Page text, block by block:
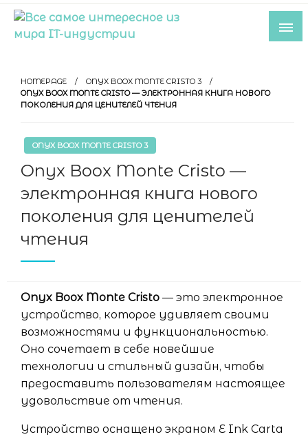
Skip
content
индустрии
HOMEPAGE
ONYX BOOX MONTE CRISTO 3
ONYX BOOX MONTE CRISTO — ЭЛЕКТРОННАЯ КНИГА НОВОГО
ПОКОЛЕНИЯ ДЛЯ ЦЕНИТЕЛЕЙ ЧТЕНИЯ
ONYX BOOX MONTE CRISTO 3
Onyx Boox Monte Cristo —
электронная книга нового
поколения для ценителей
чтения
Onyx Boox Monte Cristo — это электронное
устройство, которое удивляет своими
возможностями и функциональностью.
Оно сочетает в себе новейшие
технологии и стильный дизайн, чтобы
предоставить пользователям настоящее
удовольствие от чтения.
Устройство оснащено экраном E Ink Carta